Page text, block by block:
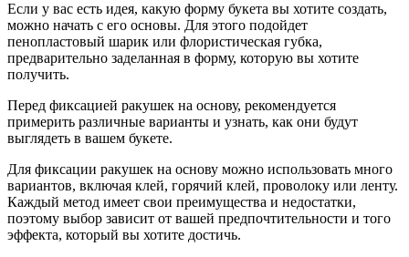
Если у вас есть идея, какую форму букета вы хотите создать,
можно начать с его основы. Для этого подойдет
пенопластовый шарик или флористическая губка,
предварительно заделанная в форму, которую вы хотите
получить.
Перед фиксацией ракушек на основу, рекомендуется
примерить различные варианты и узнать, как они будут
выглядеть в вашем букете.
Для фиксации ракушек на основу можно использовать много
вариантов, включая клей, горячий клей, проволоку или ленту.
Каждый метод имеет свои преимущества и недостатки,
поэтому выбор зависит от вашей предпочтительности и того
эффекта, который вы хотите достичь.